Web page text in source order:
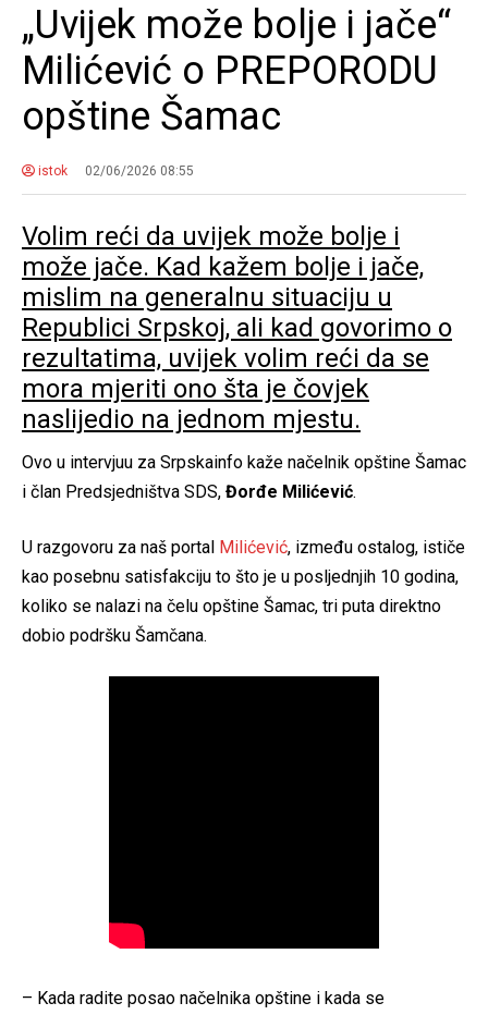
„Uvijek može bolje i jače“
Milićević o PREPORODU
opštine Šamac
istok 02/06/2026 08:55
Volim reći da uvijek može bolje i
može jače. Kad kažem bolje i jače,
mislim na generalnu situaciju u
Republici Srpskoj, ali kad govorimo o
rezultatima, uvijek volim reći da se
mora mjeriti ono šta je čovjek
naslijedio na jednom mjestu.
Ovo u intervjuu za Srpskainfo kaže načelnik opštine Šamac
i član Predsjedništva SDS, Đorđe Milićević.
U razgovoru za naš portal Milićević, između ostalog, ističe
kao posebnu satisfakciju to što je u posljednjih 10 godina,
koliko se nalazi na čelu opštine Šamac, tri puta direktno
dobio podršku Šamčana.
– Kada radite posao načelnika opštine i kada se